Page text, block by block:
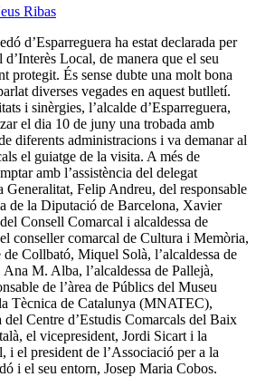
Ribas
d’Esparreguera ha estat declarada per
Local, de manera que el seu
protegit. És sense dubte una molt bona
diverses vegades en aquest butlletí.
i sinèrgies, l’alcalde d’Esparreguera,
el dia 10 de juny una trobada amb
diferents administracions i va demanar al
el guiatge de la visita. A més de
amb l’assistència del delegat
Generalitat, Felip Andreu, del responsable
de la Diputació de Barcelona, Xavier
Consell Comarcal i alcaldessa de
conseller comarcal de Cultura i Memòria,
Collbató, Miquel Solà, l’alcaldessa de
M. Alba, l’alcaldessa de Pallejà,
de l’àrea de Públics del Museu
Tècnica de Catalunya (MNATEC),
Centre d’Estudis Comarcals del Baix
el vicepresident, Jordi Sicart i la
i el president de l’Associació per a la
i el seu entorn, Josep Maria Cobos.